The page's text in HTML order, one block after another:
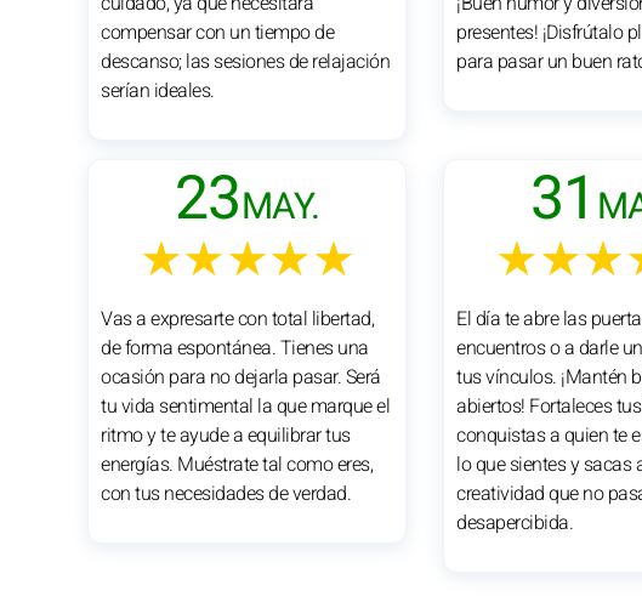
compensar con un tiempo de
descanso; las sesiones de relajación
serían ideales.
presentes! ¡Disfrútalo
para pasar un buen
23MAY.
★★★★★
Vas a expresarte con total libertad,
de forma espontánea. Tienes una
ocasión para no dejarla pasar. Será
tu vida sentimental la que marque el
ritmo y te ayude a equilibrar tus
energías. Muéstrate tal como eres,
con tus necesidades de verdad.
31
El día te abre las
encuentros o a darle
tus vínculos. ¡Mantén
abiertos! Fortaleces
conquistas a quien te
lo que sientes y sacas
creatividad que no
desapercibida.